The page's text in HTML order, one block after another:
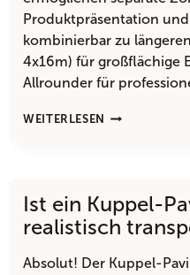
Produktpräsentation
kombinierbar zu
4x16m) für großflächige
Allrounder für
WEITERLESEN
FÜR
EIN
AUFBLASBARER
PAVILLON
Ist ein Kuppel-
realistisch
Absolut! Der Kuppel-